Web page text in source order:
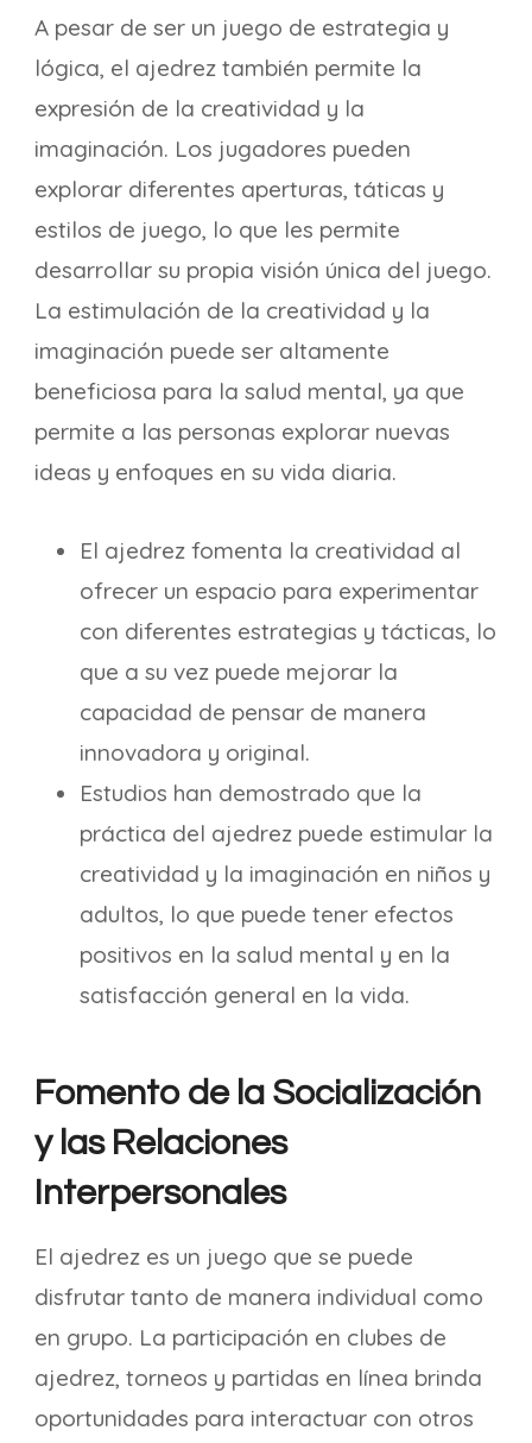
A pesar de ser un juego de estrategia y
lógica, el ajedrez también permite la
expresión de la creatividad y la
imaginación. Los jugadores pueden
explorar diferentes aperturas, táticas y
estilos de juego, lo que les permite
desarrollar su propia visión única del juego.
La estimulación de la creatividad y la
imaginación puede ser altamente
beneficiosa para la salud mental, ya que
permite a las personas explorar nuevas
ideas y enfoques en su vida diaria.
El ajedrez fomenta la creatividad al
ofrecer un espacio para experimentar
con diferentes estrategias y tácticas, lo
que a su vez puede mejorar la
capacidad de pensar de manera
innovadora y original.
Estudios han demostrado que la
práctica del ajedrez puede estimular la
creatividad y la imaginación en niños y
adultos, lo que puede tener efectos
positivos en la salud mental y en la
satisfacción general en la vida.
Fomento de la Socialización
y las Relaciones
Interpersonales
El ajedrez es un juego que se puede
disfrutar tanto de manera individual como
en grupo. La participación en clubes de
ajedrez, torneos y partidas en línea brinda
oportunidades para interactuar con otros